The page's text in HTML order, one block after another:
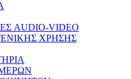
AUDIO-VIDEO
ΧΡΗΣΗΣ